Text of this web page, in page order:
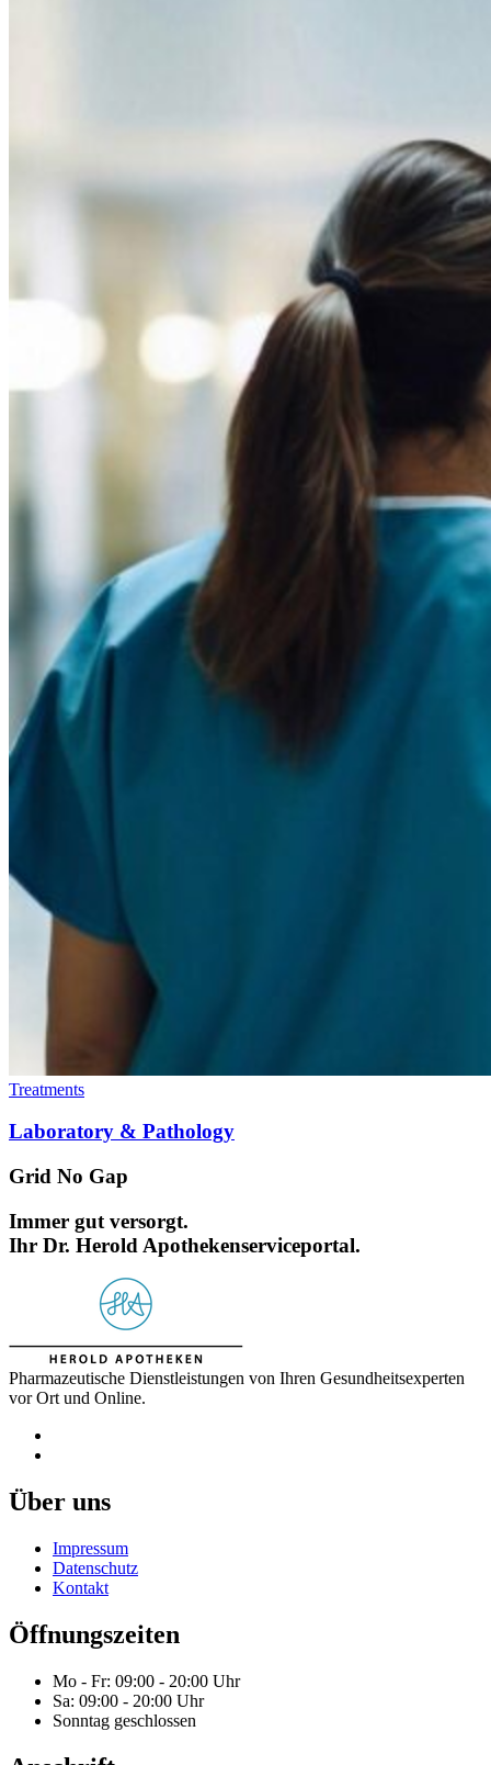
Treatments
Laboratory & Pathology
Grid No Gap
Immer gut versorgt.
Ihr Dr. Herold Apothekenserviceportal.
Pharmazeutische Dienstleistungen von Ihren Gesundheitsexperten
vor Ort und Online.
Über uns
Impressum
Datenschutz
Kontakt
Öffnungszeiten
Mo - Fr: 09:00 - 20:00 Uhr
Sa: 09:00 - 20:00 Uhr
Sonntag geschlossen